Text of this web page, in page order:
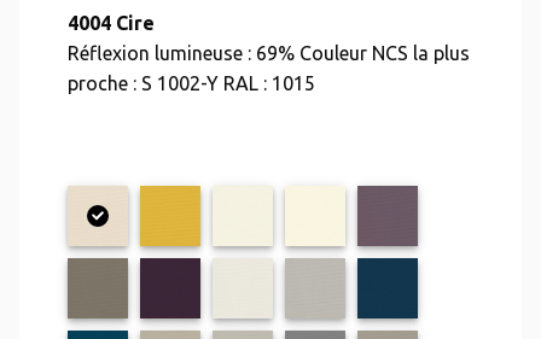
4004 Cire
Réflexion lumineuse : 69% Couleur NCS la plus
proche : S 1002-Y RAL : 1015